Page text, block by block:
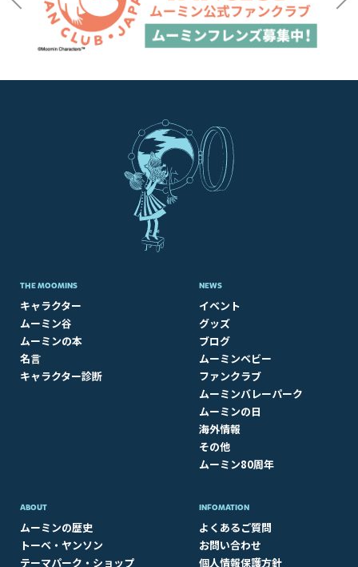
THE MOOMINS
キャラクター
ムーミン谷
ムーミンの本
名言
キャラクター診断
NEWS
イベント
グッズ
ブログ
ムーミンベビー
ファンクラブ
ムーミンバレーパーク
ムーミンの日
海外情報
その他
ムーミン80周年
ABOUT​
ムーミンの歴史
トーベ・ヤンソン
テーマパーク・ショップ
INFOMATION
よくあるご質問
お問い合わせ
個人情報保護方針